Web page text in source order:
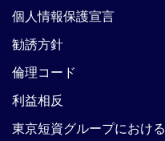
個人情報保護宣言
勧誘方針
倫理コード
利益相反
東京短資グループにおける